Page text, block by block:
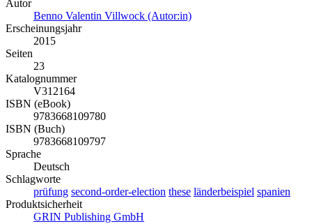
Autor
Benno Valentin Villwock (Autor:in)
Erscheinungsjahr
2015
Seiten
23
Katalognummer
V312164
ISBN (eBook)
9783668109780
ISBN (Buch)
9783668109797
Sprache
Deutsch
Schlagworte
prüfung second-order-election these länderbeispiel spanien
Produktsicherheit
GRIN Publishing GmbH